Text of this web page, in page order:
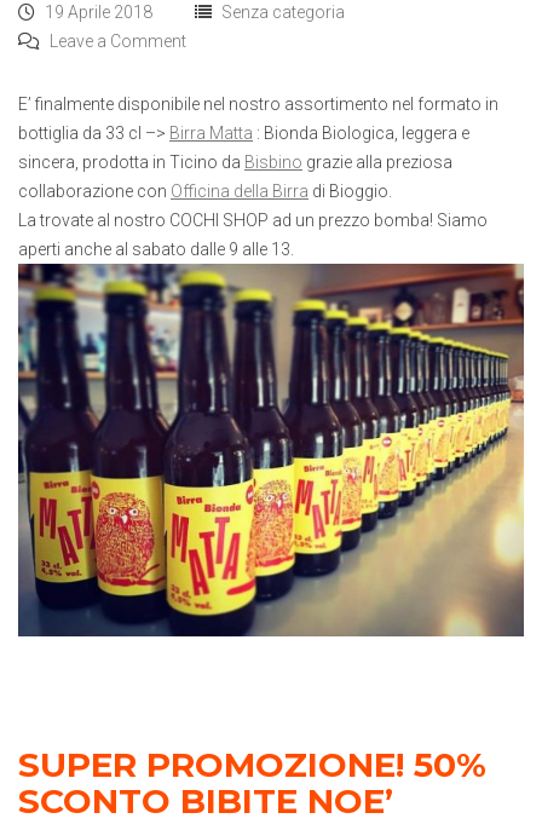
19 Aprile 2018
Senza categoria
Leave a Comment
E’ finalmente disponibile nel nostro assortimento nel formato in
bottiglia da 33 cl –> Birra Matta : Bionda Biologica, leggera e
sincera, prodotta in Ticino da Bisbino grazie alla preziosa
collaborazione con Officina della Birra di Bioggio.
La trovate al nostro COCHI SHOP ad un prezzo bomba! Siamo
aperti anche al sabato dalle 9 alle 13.
SUPER PROMOZIONE! 50%
SCONTO BIBITE NOE’